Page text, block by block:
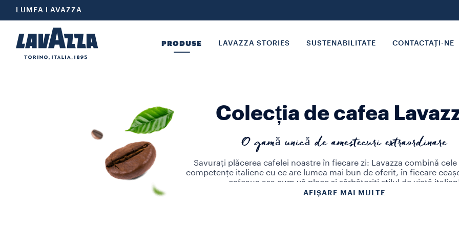
LUMEA LAVAZZA
PRODUSE LAVAZZA STORIES SUSTENABILITATE CONTACTAȚI-NE
Colecția de cafea
O gamă unică de amestecuri extraordinare
Savurați plăcerea cafelei noastre în fiecare zi: Lavazza combină
competențe italiene cu ce are lumea mai bun de oferit, în fiecare
cafeaua așa cum vă place și sărbătoriți stilul de viață
Alegeți cafeaua care se potrivește cel mai bine nevoilor voastre:
AFIȘARE MAI MULTE